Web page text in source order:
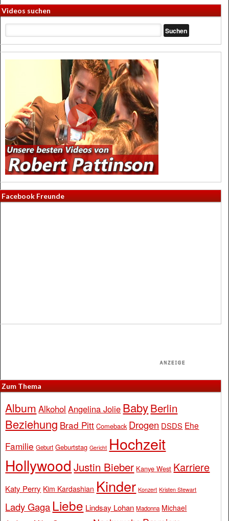
Videos suchen
Facebook Freunde
Zum Thema
Album Alkohol Angelina Jolie BabyBerlin
Beziehung Brad Pitt Comeback Drogen DSDS Ehe
Familie Geburt Geburtstag Gericht Hochzeit
Hollywood Justin Bieber Kanye West Karriere
Katy Perry Kim Kardashian Kinder Konzert Kristen Stewart
Lady Gaga Liebe Lindsay Lohan Madonna Michael